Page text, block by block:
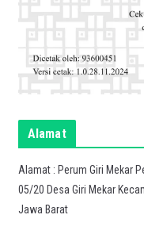
Alamat
Alamat : Perum Giri Mekar
05/20 Desa Giri Mekar
Jawa Barat